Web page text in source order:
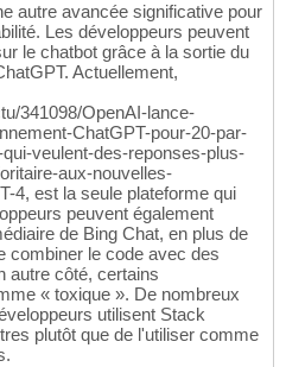
autre avancée significative pour
Les développeurs peuvent
le chatbot grâce à la sortie du
Actuellement,
341098/OpenAI-lance-
ChatGPT-pour-20-par-
veulent-des-reponses-plus-
aux-nouvelles-
4, est la seule plateforme qui
peuvent également
de Bing Chat, en plus de
combiner le code avec des
autre côté, certains
« toxique ». De nombreux
utilisent Stack
plutôt que de l'utiliser comme